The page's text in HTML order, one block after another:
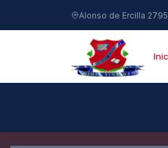
Alonso de Ercilla